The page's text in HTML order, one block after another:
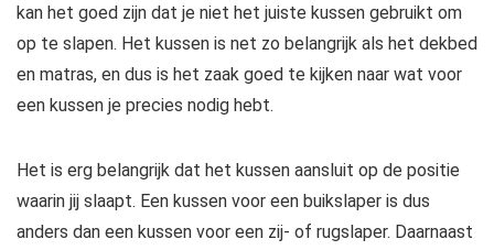
kan het goed zijn dat je niet het juiste kussen gebruikt om
op te slapen. Het kussen is net zo belangrijk als het dekbed
en matras, en dus is het zaak goed te kijken naar wat voor
een kussen je precies nodig hebt.
Het is erg belangrijk dat het kussen aansluit op de positie
waarin jij slaapt. Een kussen voor een buikslaper is dus
anders dan een kussen voor een zij- of rugslaper. Daarnaast